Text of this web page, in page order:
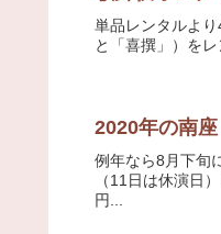
単品レンタルよ
と「喜撰」）を
2020年の南
例年なら8月下旬
（11日は休演日
円...